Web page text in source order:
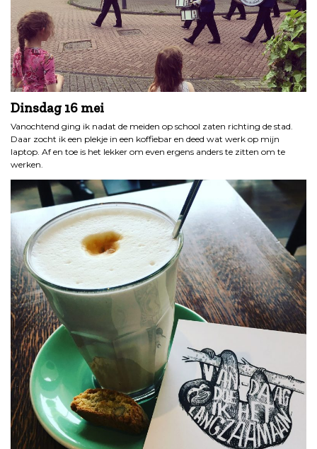
Dinsdag 16 mei
Vanochtend ging ik nadat de meiden op school zaten richting de stad.
Daar zocht ik een plekje in een koffiebar en deed wat werk op mijn
laptop. Af en toe is het lekker om even ergens anders te zitten om te
werken.